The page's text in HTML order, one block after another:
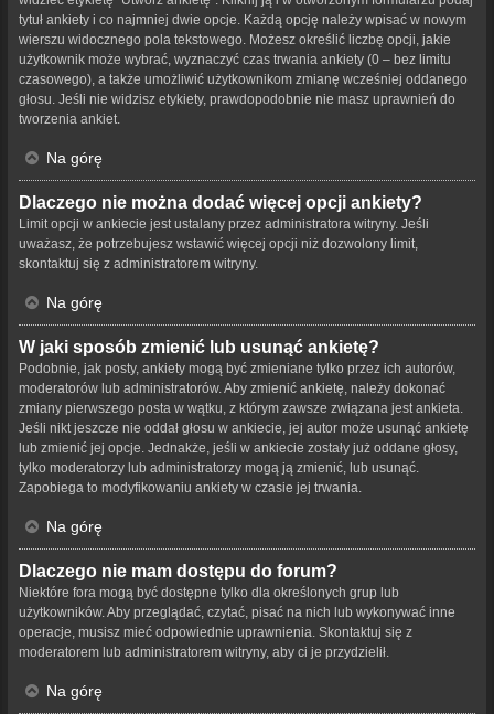
tytuł ankiety i co najmniej dwie opcje. Każdą opcję należy wpisać w nowym
wierszu widocznego pola tekstowego. Możesz określić liczbę opcji, jakie
użytkownik może wybrać, wyznaczyć czas trwania ankiety (0 – bez limitu
czasowego), a także umożliwić użytkownikom zmianę wcześniej oddanego
głosu. Jeśli nie widzisz etykiety, prawdopodobnie nie masz uprawnień do
tworzenia ankiet.
Na górę
Dlaczego nie można dodać więcej opcji ankiety?
Limit opcji w ankiecie jest ustalany przez administratora witryny. Jeśli
uważasz, że potrzebujesz wstawić więcej opcji niż dozwolony limit,
skontaktuj się z administratorem witryny.
Na górę
W jaki sposób zmienić lub usunąć ankietę?
Podobnie, jak posty, ankiety mogą być zmieniane tylko przez ich autorów,
moderatorów lub administratorów. Aby zmienić ankietę, należy dokonać
zmiany pierwszego posta w wątku, z którym zawsze związana jest ankieta.
Jeśli nikt jeszcze nie oddał głosu w ankiecie, jej autor może usunąć ankietę
lub zmienić jej opcje. Jednakże, jeśli w ankiecie zostały już oddane głosy,
tylko moderatorzy lub administratorzy mogą ją zmienić, lub usunąć.
Zapobiega to modyfikowaniu ankiety w czasie jej trwania.
Na górę
Dlaczego nie mam dostępu do forum?
Niektóre fora mogą być dostępne tylko dla określonych grup lub
użytkowników. Aby przeglądać, czytać, pisać na nich lub wykonywać inne
operacje, musisz mieć odpowiednie uprawnienia. Skontaktuj się z
moderatorem lub administratorem witryny, aby ci je przydzielił.
Na górę